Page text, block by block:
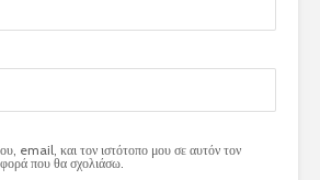
email, και τον ιστότοπο μου σε αυτόν τον
που θα σχολιάσω.